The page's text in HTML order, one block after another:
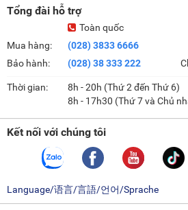
Tổng đài hỗ trợ
Mua hàng:
Bảo hành:
Toàn quốc
(028) 3833 6666
(028) 38 333 222
Thời gian:
8h - 20h (Thứ 2 đến Thứ 6)
8h - 17h30 (Thứ 7 và Chủ
Kết nối với chúng tôi
Language/语言/言語/언어/Sprache